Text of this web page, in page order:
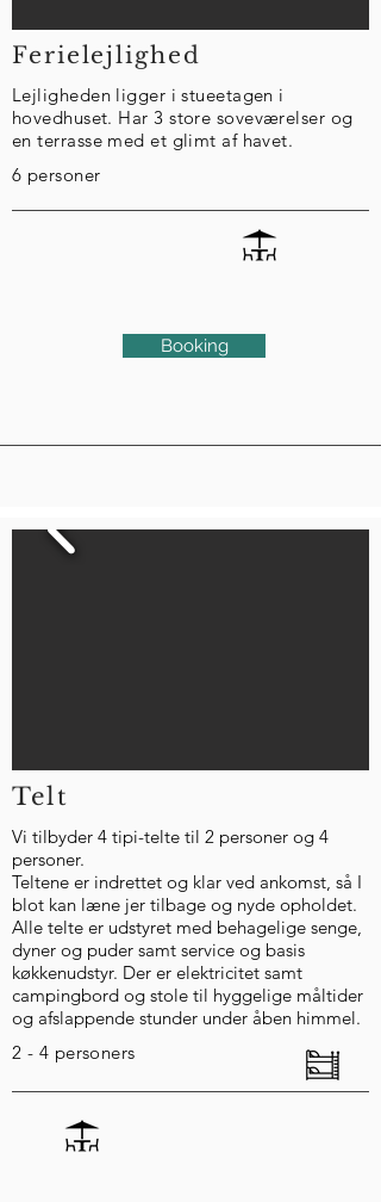
Ferielejlighed
Lejligheden ligger i stueetagen i
hovedhuset. Har 3 store soveværelser og
en terrasse med et glimt af havet.
6 personer
Booking
Telt
Vi tilbyder 4 tipi-telte til 2 personer og 4
personer.
Teltene er indrettet og klar ved ankomst, så I
blot kan læne jer tilbage og nyde opholdet.
Alle telte er udstyret med behagelige senge,
dyner og puder samt service og basis
køkkenudstyr. Der er elektricitet samt
campingbord og stole til hyggelige måltider
og afslappende stunder under åben himmel.
2 - 4 personers